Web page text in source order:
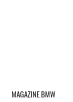
MAGAZINE BMW